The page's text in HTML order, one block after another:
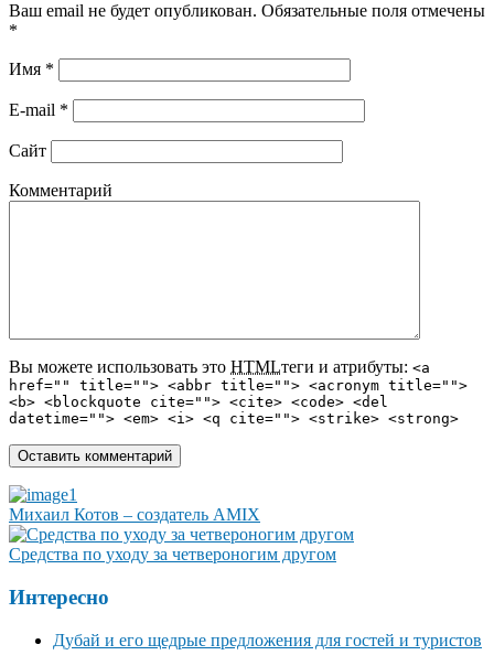
Ваш email не будет опубликован. Обязательные поля отмечены
*
Имя *
E-mail *
Сайт
Комментарий
Вы можете использовать это HTMLтеги и атрибуты: <a
href="" title=""> <abbr title=""> <acronym title="">
<b> <blockquote cite=""> <cite> <code> <del
datetime=""> <em> <i> <q cite=""> <strike> <strong>
Михаил Котов – создатель AMIX
Средства по уходу за четвероногим другом
Интересно
Дубай и его щедрые предложения для гостей и туристов